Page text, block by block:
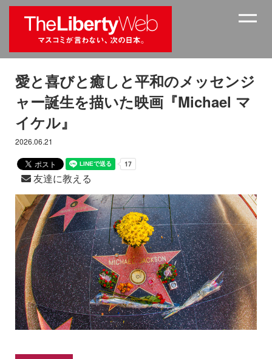
愛と喜びと癒しと平和のメッセンジ
ャー誕生を描いた映画『Michael マ
イケル』
2026.06.21
友達に教える